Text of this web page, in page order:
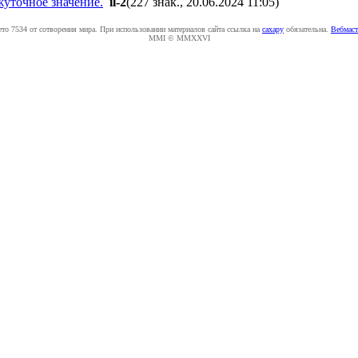
7534 от сотворения мира. При использовании материалов сайта ссылка на caxapу обязательна.
MMI © MMXXVI